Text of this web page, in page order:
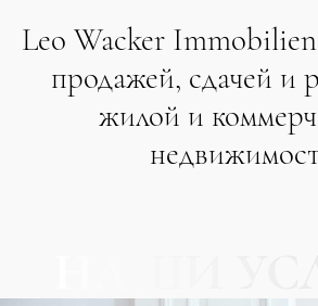
Leo Wacker Immobilien
продажей, сдачей и
жилой и
НАШИ